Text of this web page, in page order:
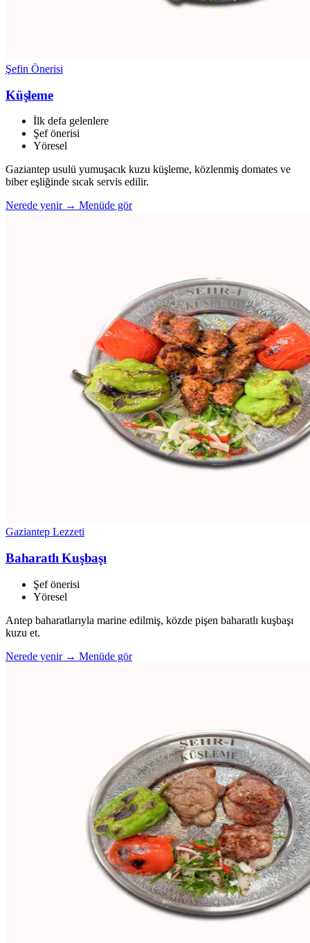
Şefin Önerisi
Küşleme
İlk defa gelenlere
Şef önerisi
Yöresel
Gaziantep usulü yumuşacık kuzu küşleme, közlenmiş domates ve
biber eşliğinde sıcak servis edilir.
Nerede yenir → Menüde gör
Gaziantep Lezzeti
Baharatlı Kuşbaşı
Şef önerisi
Yöresel
Antep baharatlarıyla marine edilmiş, közde pişen baharatlı kuşbaşı
kuzu et.
Nerede yenir → Menüde gör